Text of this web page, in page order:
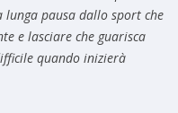
pausa dallo sport che
e lasciare che guarisca
quando inizierà